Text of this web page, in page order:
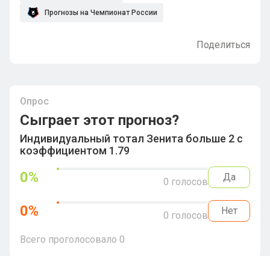
Прогнозы на Чемпионат России
Поделиться
Опрос
Сыграет этот прогноз?
Индивидуальный тотал Зенита больше 2 с
коэффициентом 1.79
0% 0 голосов Да
0% 0 голосов Нет
Всего проголосовало 0